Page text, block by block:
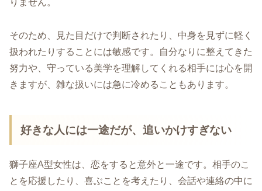
りません。
そのため、見た目だけで判断されたり、中身を見ずに軽く
扱われたりすることには敏感です。自分なりに整えてきた
努力や、守っている美学を理解してくれる相手には心を開
きますが、雑な扱いには急に冷めることもあります。
好きな人には一途だが、追いかけすぎない
獅子座A型女性は、恋をすると意外と一途です。相手のこ
とを応援したり、喜ぶことを考えたり、会話や連絡の中に